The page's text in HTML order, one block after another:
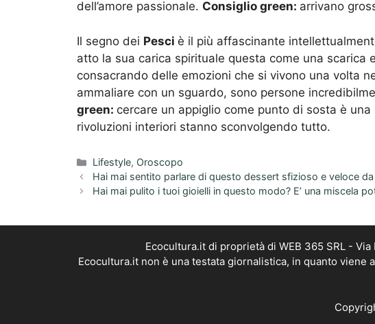
dell’amore passionale. Consiglio green: arrivano
Il segno dei Pesci è il più affascinante
atto la sua carica spirituale questa come una scarica
consacrando delle emozioni che si vivono una volta
ammaliare con un sguardo, sono persone
green: cercare un appiglio come punto di sosta è
rivoluzioni interiori stanno sconvolgendo tutto.
Categorie
Lifestyle, Oroscopo
Hai mai sentito parlare di questo dessert sfizioso e veloce
Hai mai pulito i tuoi gioielli in questo modo? E’ una miscela
Ecocultura.it di proprietà di WEB 365 SRL -
Ecocultura.it non è una testata giornalistica, in quanto